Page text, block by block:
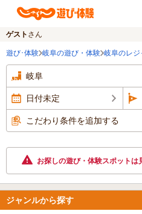
ゲスト さん
遊び･体験 岐阜の遊び・体験 岐阜のレ
岐阜
日付未定
こだわり条件を追加する
お探しの遊び・体験スポットは
ジャンルから探す